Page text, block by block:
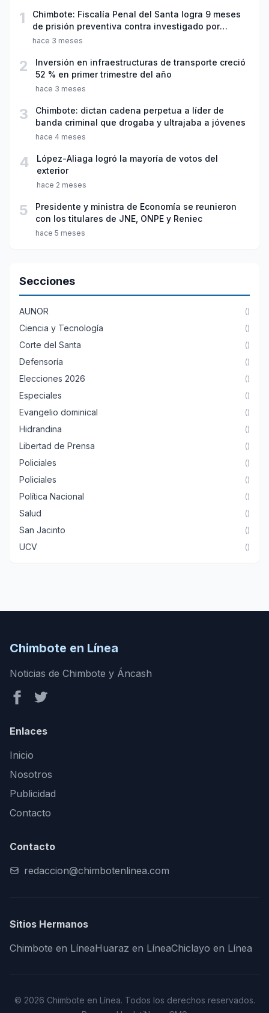
1
Chimbote: Fiscalía Penal del Santa logra 9 meses
de prisión preventiva contra investigado por
violación sexual y tentativa de feminicidio
hace 3 meses
2
Inversión en infraestructuras de transporte creció
52 % en primer trimestre del año
hace 3 meses
3
Chimbote: dictan cadena perpetua a líder de
banda criminal que drogaba y ultrajaba a jóvenes
hace 4 meses
4
López-Aliaga logró la mayoría de votos del
exterior
hace 2 meses
5
Presidente y ministra de Economía se reunieron
con los titulares de JNE, ONPE y Reniec
hace 5 meses
Secciones
AUNOR ()
Ciencia y Tecnología ()
Corte del Santa ()
Defensoría ()
Elecciones 2026 ()
Especiales ()
Evangelio dominical ()
Hidrandina ()
Libertad de Prensa ()
Policiales ()
Policiales ()
Política Nacional ()
Salud ()
San Jacinto ()
UCV ()
Chimbote en Línea
Noticias de Chimbote y Áncash
Enlaces
Inicio
Nosotros
Publicidad
Contacto
Contacto
redaccion@chimbotenlinea.com
Sitios Hermanos
Chimbote en LíneaHuaraz en LíneaChiclayo en Línea
© 2026 Chimbote en Línea. Todos los derechos reservados.